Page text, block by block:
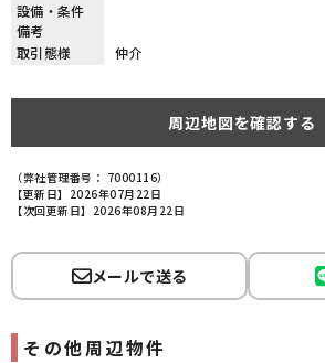
設備・条件
備考
取引態様
仲介
周辺地図を確認する
（弊社管理番号： 7000116）
【更新日】2026年07月22日
【次回更新日】2026年08月22日
メールで送る
その他周辺物件